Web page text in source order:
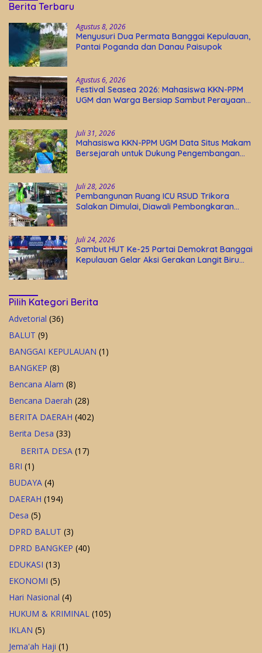
Berita Terbaru
Agustus 8, 2026
Menyusuri Dua Permata Banggai Kepulauan,
Pantai Poganda dan Danau Paisupok
Agustus 6, 2026
Festival Seasea 2026: Mahasiswa KKN-PPM
UGM dan Warga Bersiap Sambut Perayaan
Juli 31, 2026
Mahasiswa KKN-PPM UGM Data Situs Makam
Bersejarah untuk Dukung Pengembangan
Juli 28, 2026
Pembangunan Ruang ICU RSUD Trikora
Salakan Dimulai, Diawali Pembongkaran
Juli 24, 2026
Sambut HUT Ke-25 Partai Demokrat Banggai
Kepulauan Gelar Aksi Gerakan Langit Biru
Pilih Kategori Berita
Advetorial (36)
BALUT (9)
BANGGAI KEPULAUAN (1)
BANGKEP (8)
Bencana Alam (8)
Bencana Daerah (28)
BERITA DAERAH (402)
Berita Desa (33)
BERITA DESA (17)
BRI (1)
BUDAYA (4)
DAERAH (194)
Desa (5)
DPRD BALUT (3)
DPRD BANGKEP (40)
EDUKASI (13)
EKONOMI (5)
Hari Nasional (4)
HUKUM & KRIMINAL (105)
IKLAN (5)
Jema'ah Haji (1)